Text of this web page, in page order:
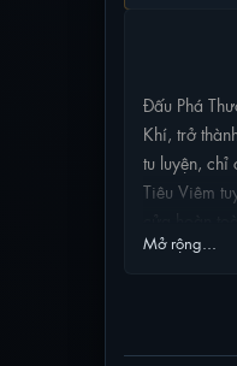
Đấu Phá
Khí, trở
tu luyện, chỉ
Tiêu Viêm
Lan Yên
Mở rộng...